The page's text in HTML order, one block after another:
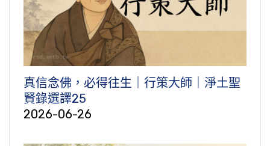
真信念佛，必得往生｜行策大師｜淨土聖
賢錄選譯25
2026-06-26